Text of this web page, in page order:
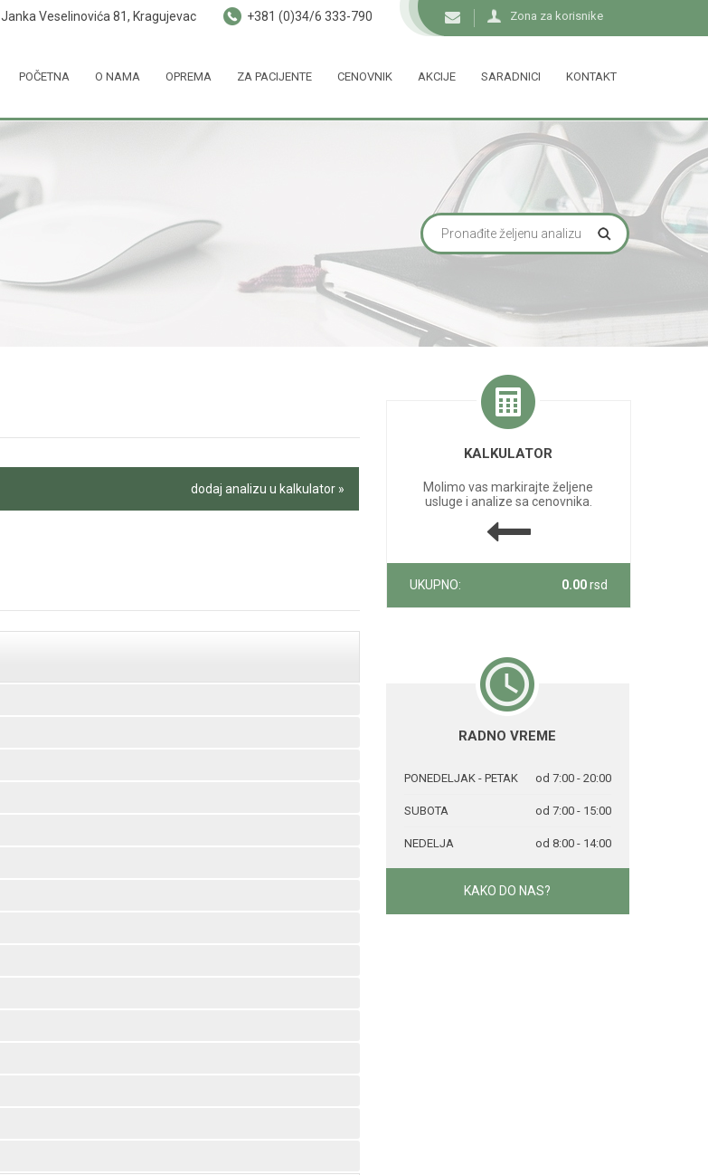
Zona za korisnike
Janka Veselinovića 81, Kragujevac +381 (0)34/6 333-790
POČETNA O NAMA OPREMA ZA PACIJENTE CENOVNIK AKCIJE SARADNICI KONTAKT
dodaj analizu u kalkulator »
KALKULATOR
Molimo vas markirajte željene
usluge i analize sa cenovnika.
UKUPNO: 0.00rsd
RADNO VREME
PONEDELJAK - PETAK od 7:00 - 20:00
SUBOTA od 7:00 - 15:00
NEDELJA od 8:00 - 14:00
KAKO DO NAS?